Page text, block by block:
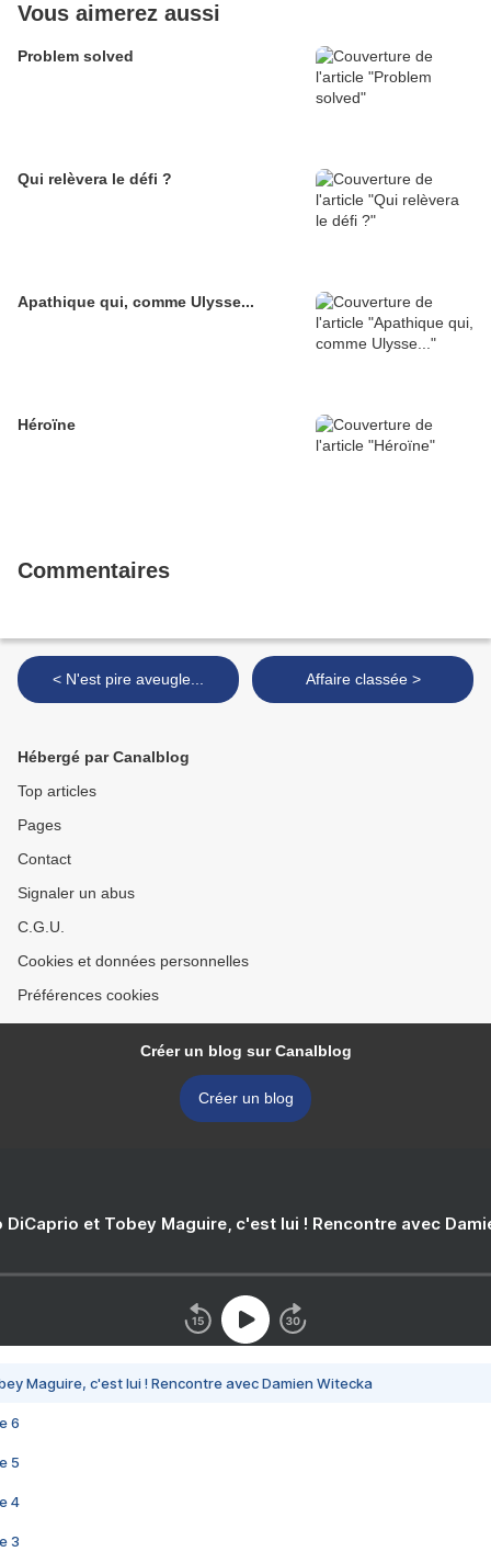
Vous aimerez aussi
Problem solved
Qui relèvera le défi ?
Apathique qui, comme Ulysse...
Héroïne
Commentaires
< N'est pire aveugle... Affaire classée >
Hébergé par Canalblog
Top articles
Pages
Contact
Signaler un abus
C.G.U.
Cookies et données personnelles
Préférences cookies
Créer un blog sur Canalblog
Créer un blog
DiCaprio et Tobey Maguire, c'est lui ! Rencontre avec
Maguire, c'est lui ! Rencontre avec Damien Witecka
6
5
4
3